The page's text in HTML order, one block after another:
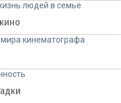
людей в семье
кинематографа